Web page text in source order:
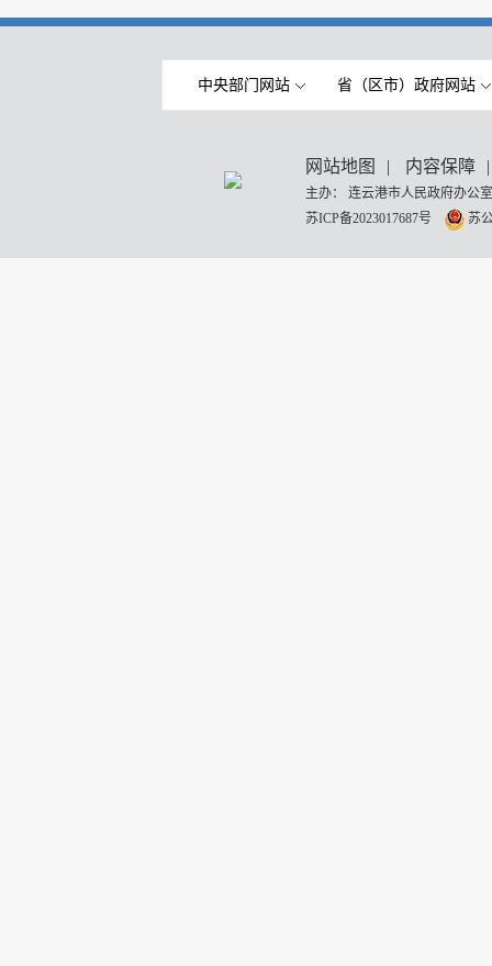
中央部门网站 省（区市）政府网站
网站地图 | 内容保障 |
主办： 连云港市人民政府办
苏ICP备2023017687号
苏